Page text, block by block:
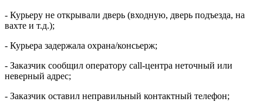
- Курьеру не открывали дверь (входную, дверь подъезда, на
вахте и т.д.);
- Курьера задержала охрана/консьерж;
- Заказчик сообщил оператору call-центра неточный или
неверный адрес;
- Заказчик оставил неправильный контактный телефон;